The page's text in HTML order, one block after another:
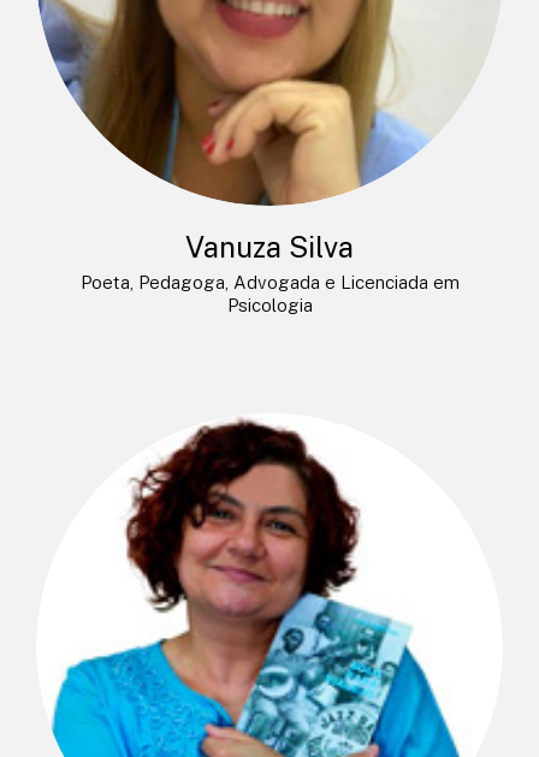
Vanuza Silva
Poeta, Pedagoga, Advogada e Licenciada em
Psicologia